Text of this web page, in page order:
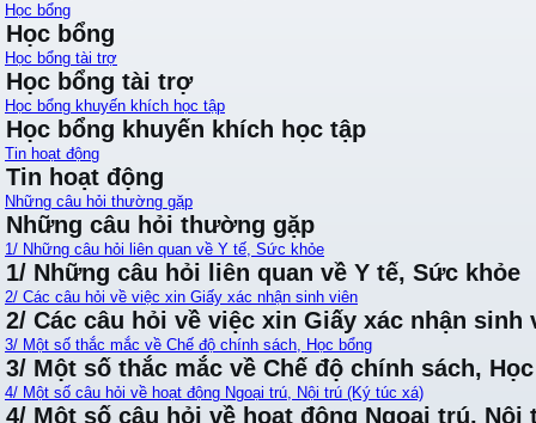
Học bổng
Học bổng
Học bổng tài trợ
Học bổng tài trợ
Học bổng khuyến khích học tập
Học bổng khuyến khích học tập
Tin hoạt động
Tin hoạt động
Những câu hỏi thường gặp
Những câu hỏi thường gặp
1/ Những câu hỏi liên quan về Y tế, Sức khỏe
1/ Những câu hỏi liên quan về Y tế, Sức khỏe
2/ Các câu hỏi về việc xin Giấy xác nhận sinh viên
2/ Các câu hỏi về việc xin Giấy xác nhận sinh
3/ Một số thắc mắc về Chế độ chính sách, Học bổng
3/ Một số thắc mắc về Chế độ chính sách,
4/ Một số câu hỏi về hoạt động Ngoại trú, Nội trú (Ký túc xá)
4/ Một số câu hỏi về hoạt động Ngoại trú, Nội